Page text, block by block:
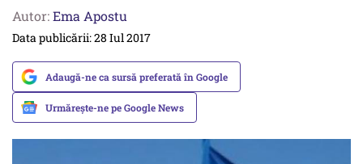
Autor:Ema Apostu
Data publicării: 28 Iul 2017
Adaugă-ne ca sursă preferată în Google
Urmărește-ne pe Google News